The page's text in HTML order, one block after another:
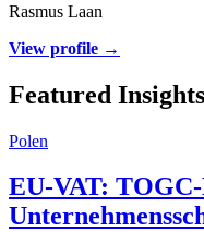
Rasmus Laan
View profile →
Featured Insights
Polen
EU-VAT: